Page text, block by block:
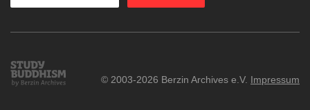
Study
Buddhism
© 2003-2026 Berzin Archives e.V. Impressum